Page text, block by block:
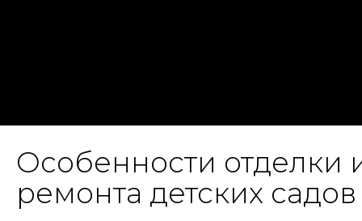
Особенности отделки
ремонта детских садов